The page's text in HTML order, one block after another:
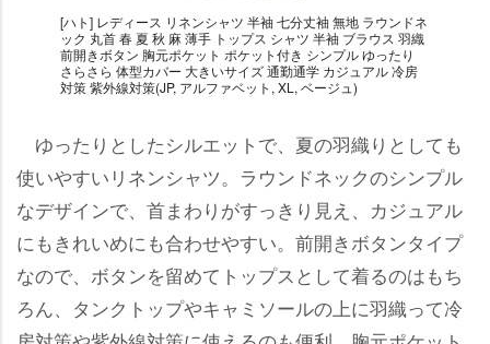
[ハト] レディース リネンシャツ 半袖 七分丈袖 無地 ラウンドネ
ック 丸首 春 夏 秋 麻 薄手 トップス シャツ 半袖 ブラウス 羽織
前開きボタン 胸元ポケット ポケット付き シンプル ゆったり
さらさら 体型カバー 大きいサイズ 通勤通学 カジュアル 冷房
対策 紫外線対策(JP, アルファベット, XL, ベージュ)
ゆったりとしたシルエットで、夏の羽織りとしても
使いやすいリネンシャツ。ラウンドネックのシンプル
なデザインで、首まわりがすっきり見え、カジュアル
にもきれいめにも合わせやすい。前開きボタンタイプ
なので、ボタンを留めてトップスとして着るのはもち
ろん、タンクトップやキャミソールの上に羽織って冷